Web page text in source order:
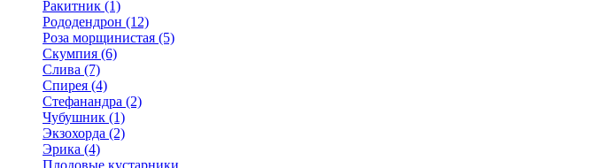
Ракитник (1)
Рододендрон (12)
Роза морщинистая (5)
Скумпия (6)
Слива (7)
Спирея (4)
Стефанандра (2)
Чубушник (1)
Экзохорда (2)
Эрика (4)
Плодовые кустарники